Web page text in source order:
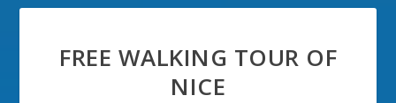
FREE WALKING TOUR OF
NICE